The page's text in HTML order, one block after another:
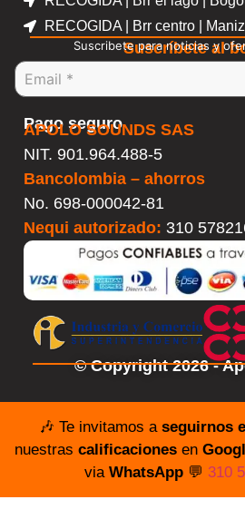
RECOGIDA | Brr centro |
Suscríbete al
Suscribete para noticias y
Pago seguro
APOLO SOUNDS SAS
NIT. 901.964.488-5
Bancolombia – ahorros
No. 698-000042-81
Nequi autorizado: 310
© Copyright 2026 -
🎶 Te invitamos a seguirnos
nuestras calificacionesen
via WhatsApp💬 310